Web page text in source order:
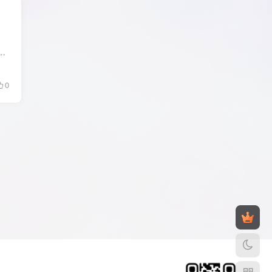
漫各路大神集结，是一款强大的追番神器，看弹幕和大家同喜同悲，还可以...
0